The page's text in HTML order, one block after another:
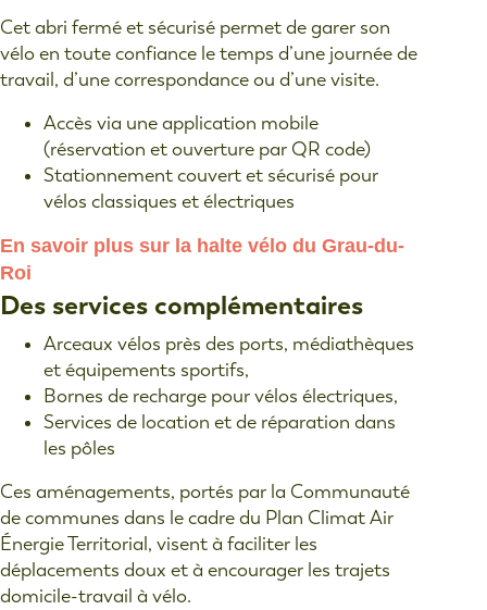
Cet abri fermé et sécurisé permet de garer son
vélo en toute conﬁance le temps d’une journée de
travail, d’une correspondance ou d’une visite.
Accès via une application mobile
(réservation et ouverture par QR code)
Stationnement couvert et sécurisé pour
vélos classiques et électriques
En savoir plus sur la halte vélo du Grau-du-
Roi
Des services complémentaires
Arceaux vélos près des ports, médiathèques
et équipements sportifs,
Bornes de recharge pour vélos électriques,
Services de location et de réparation dans
les pôles
Ces aménagements, portés par la Communauté
de communes dans le cadre du Plan Climat Air
Énergie Territorial, visent à faciliter les
déplacements doux et à encourager les trajets
domicile-travail à vélo.